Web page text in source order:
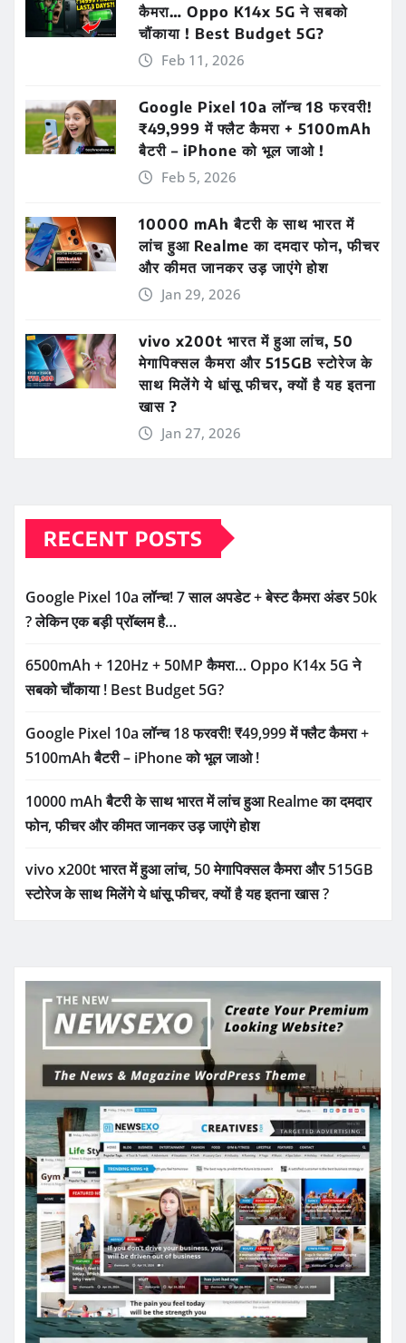
कैमरा… Oppo K14x 5G ने सबको
चौंकाया ! Best Budget 5G?
Feb 11, 2026
Google Pixel 10a लॉन्च 18 फरवरी!
₹49,999 में फ्लैट कैमरा + 5100mAh
बैटरी – iPhone को भूल जाओ !
Feb 5, 2026
10000 mAh बैटरी के साथ भारत में
लांच हुआ Realme का दमदार फोन, फीचर
और कीमत जानकर उड़ जाएंगे होश
Jan 29, 2026
vivo x200t भारत में हुआ लांच, 50
मेगापिक्सल कैमरा और 515GB स्टोरेज के
साथ मिलेंगे ये धांसू फीचर, क्यों है यह इतना
खास ?
Jan 27, 2026
RECENT POSTS
Google Pixel 10a लॉन्च! 7 साल अपडेट + बेस्ट कैमरा अंडर 50k
? लेकिन एक बड़ी प्रॉब्लम है…
6500mAh + 120Hz + 50MP कैमरा… Oppo K14x 5G ने
सबको चौंकाया ! Best Budget 5G?
Google Pixel 10a लॉन्च 18 फरवरी! ₹49,999 में फ्लैट कैमरा +
5100mAh बैटरी – iPhone को भूल जाओ !
10000 mAh बैटरी के साथ भारत में लांच हुआ Realme का दमदार
फोन, फीचर और कीमत जानकर उड़ जाएंगे होश
vivo x200t भारत में हुआ लांच, 50 मेगापिक्सल कैमरा और 515GB
स्टोरेज के साथ मिलेंगे ये धांसू फीचर, क्यों है यह इतना खास ?